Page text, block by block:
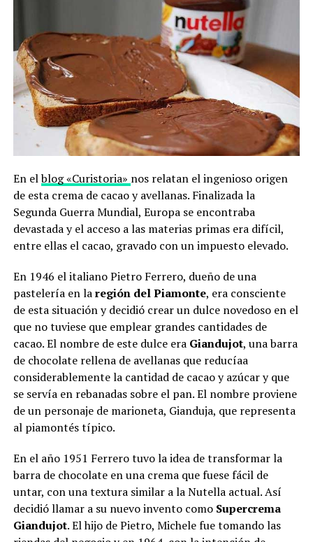
En elblog «Curistoria» nos relatan el ingenioso origen
de esta crema de cacao y avellanas. Finalizada la
Segunda Guerra Mundial, Europa se encontraba
devastada y el acceso a las materias primas era difícil,
entre ellas el cacao, gravado con un impuesto elevado.
En 1946 el italiano Pietro Ferrero, dueño de una
pastelería en laregión del Piamonte, era consciente
de esta situación y decidió crear un dulce novedoso en el
que no tuviese que emplear grandes cantidades de
cacao. El nombre de este dulce eraGiandujot, una barra
de chocolate rellena de avellanas que reducíaa
considerablemente la cantidad de cacao y azúcar y que
se servía en rebanadas sobre el pan. El nombre proviene
de un personaje de marioneta, Gianduja, que representa
al piamontés típico.
En el año 1951 Ferrero tuvo la idea de transformar la
barra de chocolate en una crema que fuese fácil de
untar, con una textura similar a la Nutella actual. Así
decidió llamar a su nuevo invento como Supercrema
Giandujot. El hijo de Pietro, Michele fue tomando las